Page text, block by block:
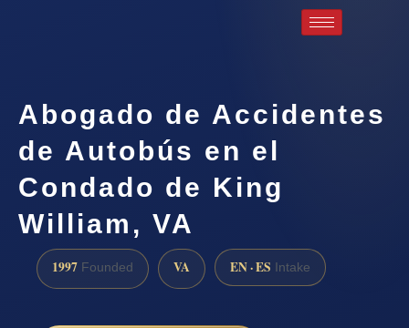
Abogado de Accidentes
de Autobús en el
Condado de King
William, VA
1997 Founded VA EN · ES Intake